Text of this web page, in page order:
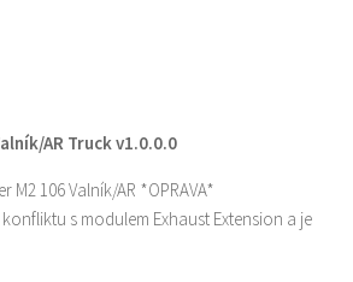
AR Truck v1.0.0.0
M2 106 Valník/AR *OPRAVA*
s modulem Exhaust Extension a je